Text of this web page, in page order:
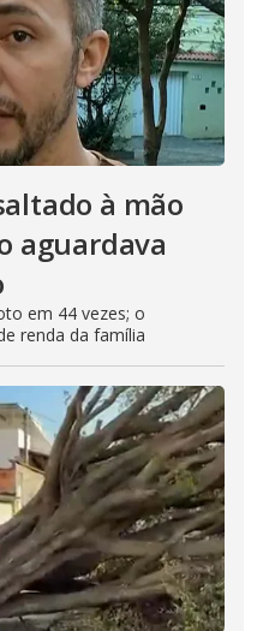
à mão
aguardava
em 44 vezes; o
renda da família